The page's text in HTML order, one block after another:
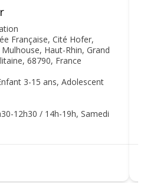
Française, Cité Hofer,
Haut-Rhin, Grand
68790, France
3-15 ans, Adolescent
12h30 / 14h-19h, Samedi